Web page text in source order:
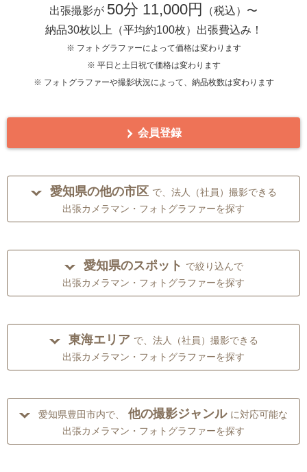
出張撮影が 50分 11,000円
（税込）〜
納品30枚以上（平均約100枚）出張費込み！
※ フォトグラファーによって価格は変わります
※ 平日と土日祝で価格は変わります
※ フォトグラファーや撮影状況によって、納品枚数は変わります
会員登録
愛知県の他の市区 で、法人（社員）撮影できる
出張カメラマン・フォトグラファーを探す
愛知県のスポット で絞り込んで
出張カメラマン・フォトグラファーを探す
東海エリア で、法人（社員）撮影できる
出張カメラマン・フォトグラファーを探す
愛知県豊田市内で、 他の撮影ジャンル に対応可能な
出張カメラマン・フォトグラファーを探す